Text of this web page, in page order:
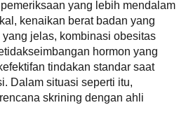
yang lebih mendalam
kenaikan berat badan yang
jelas, kombinasi obesitas
hormon yang
tindakan standar saat
Dalam situasi seperti itu,
skrining dengan ahli